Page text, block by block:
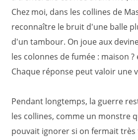
Chez moi, dans les collines de
reconnaître le bruit d'une balle
d'un tambour. On joue aux
les colonnes de fumée : maison ?
Chaque réponse peut valoir une
Pendant longtemps, la guerre
les collines, comme un monstre
pouvait ignorer si on fermait très